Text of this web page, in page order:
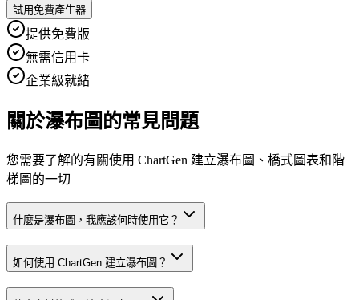
試用免費產生器
提供免費版
無需信用卡
企業級就緒
關於瀑布圖的常見問題
您需要了解的有關使用 ChartGen 建立瀑布圖、橋式圖表和階
梯圖的一切
什麼是瀑布圖，我應該何時使用它？
如何使用 ChartGen 建立瀑布圖？